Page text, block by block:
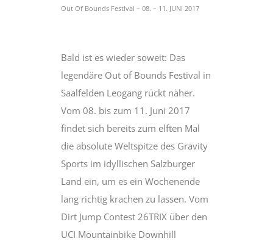
Out Of Bounds Festival – 08. – 11. JUNI 2017
Bald ist es wieder soweit: Das
legendäre Out of Bounds Festival in
Saalfelden Leogang rückt näher.
Vom 08. bis zum 11. Juni 2017
findet sich bereits zum elften Mal
die absolute Weltspitze des Gravity
Sports im idyllischen Salzburger
Land ein, um es ein Wochenende
lang richtig krachen zu lassen. Vom
Dirt Jump Contest 26TRIX über den
UCI Mountainbike Downhill